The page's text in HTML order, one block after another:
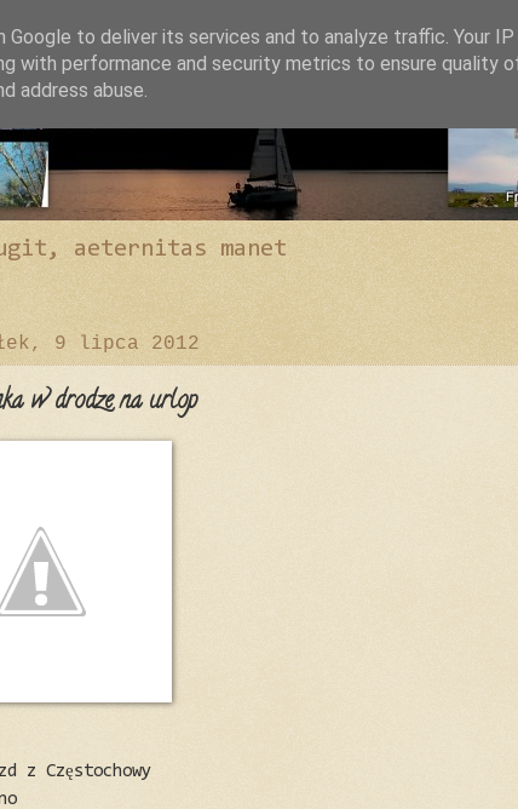
aeternitas manet
9 lipca 2012
w drodze na urlop
z Częstochowy
to deliver its services and to analyze traffic. Your
with performance and security metrics to ensure quality
address abuse.